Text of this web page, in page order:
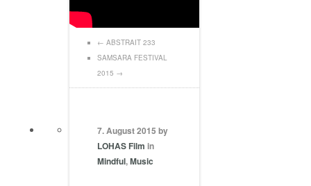
← ABSTRAIT 233
SAMSARA FESTIVAL
2015 →
7. August 2015 by
LOHAS Film in
Mindful,Music